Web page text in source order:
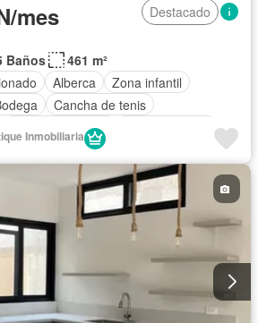
mes
Destacado
Baños
461 m²
Alberca
Zona infantil
Cancha de tenis
Cocina equipada
Limpieza
Cuarto de servicio
Gimnasio
Internet
Recámara con closet
Televisión por cable
verdes
Permite mascotas
Inmobiliaria